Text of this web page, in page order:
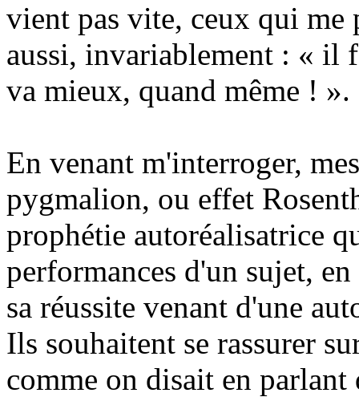
vient pas vite, ceux qui me
aussi, invariablement : « il
va mieux, quand même ! ».
En venant m'interroger,
pygmalion, ou effet
prophétie autoréalisatrice
performances d'un sujet,
sa réussite venant d'une
Ils souhaitent se rassurer
comme on disait en parlant